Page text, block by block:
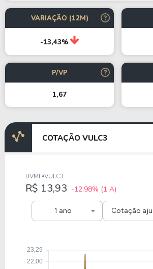
VARIAÇÃO (12M)
-13,43%
P/VP
1,67
COTAÇÃO VULC3
1 ano
BVMF VULC3
R$ 13,93 -12,98% (1 A)
Cotação